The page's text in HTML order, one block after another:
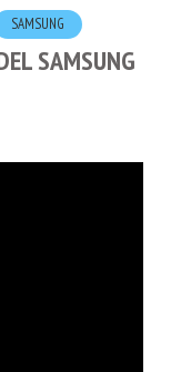
SAMSUNG
SAMSUNG